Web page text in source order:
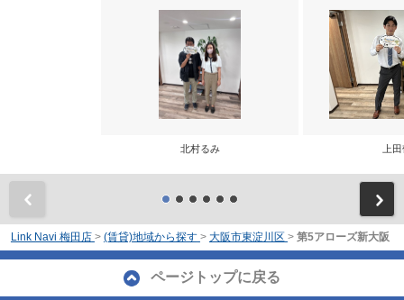
北村るみ 上
Link Navi 梅田店 > (賃貸)地域から探す > 大阪市東淀川区 > 第5アローズ新大阪
ページトップに戻る